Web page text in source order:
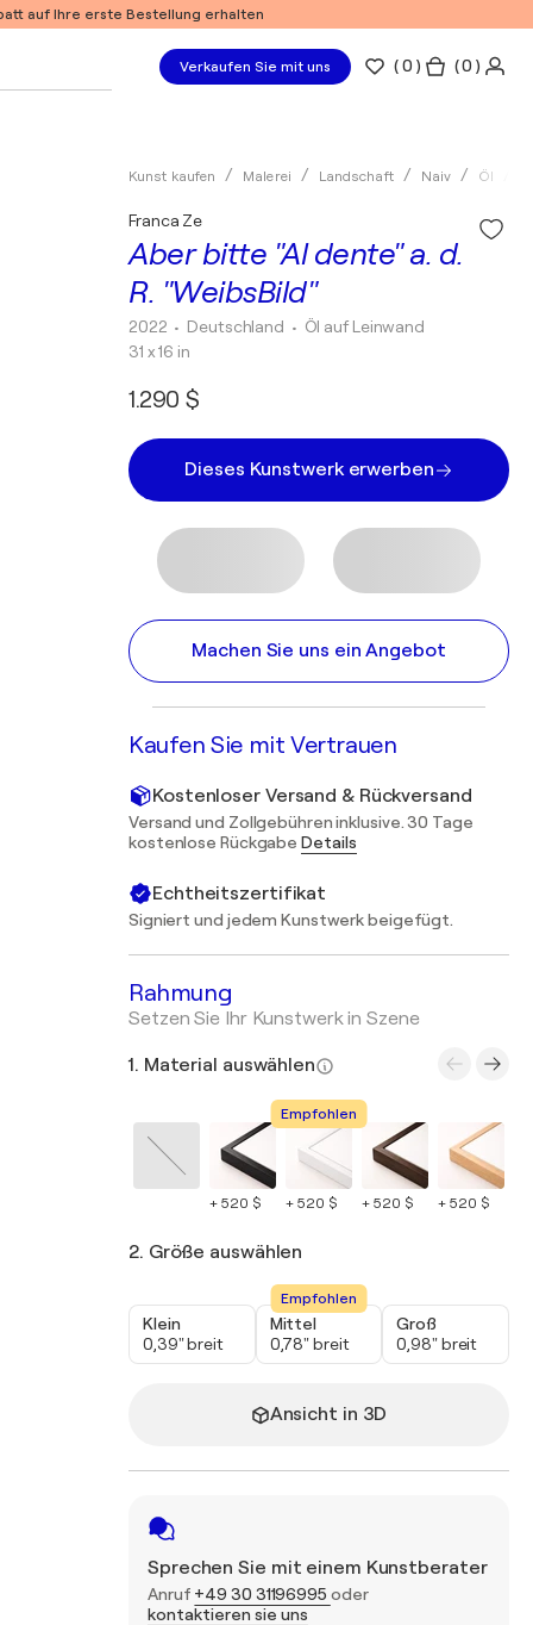
auf Ihre erste Bestellung erhalten
Verkaufen Sie mit uns (0 ) ( 0 )
Kunst kaufen Malerei Landschaft Naiv Öl
Aber bitte "Al dente" a. d.
R. "WeibsBild"
Franca Ze
2022 • Deutschland • Öl auf Leinwand
31 x 16 in
1.290 $
Dieses Kunstwerk erwerben
Machen Sie uns ein Angebot
Kaufen Sie mit Vertrauen
Kostenloser Versand & Rückversand
Versand und Zollgebühren inklusive. 30 Tage
kostenlose Rückgabe Details
Echtheitszertifikat
Signiert und jedem Kunstwerk beigefügt.
Rahmung
Setzen Sie Ihr Kunstwerk in Szene
1. Material auswählen
+ 520 $
Empfohlen
+ 520 $ + 520 $ + 520 $
2. Größe auswählen
Klein
0,39" breit
Empfohlen
Mittel
0,78" breit
Groß
0,98" breit
Ansicht in 3D
Sprechen Sie mit einem Kunstberater
Anruf +49 30 31196995 oder
kontaktieren sie uns